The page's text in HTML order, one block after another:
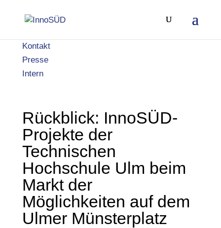
Kontakt
Presse
Intern
Rückblick: InnoSÜD-
Projekte der
Technischen
Hochschule Ulm beim
Markt der
Möglichkeiten auf dem
Ulmer Münsterplatz